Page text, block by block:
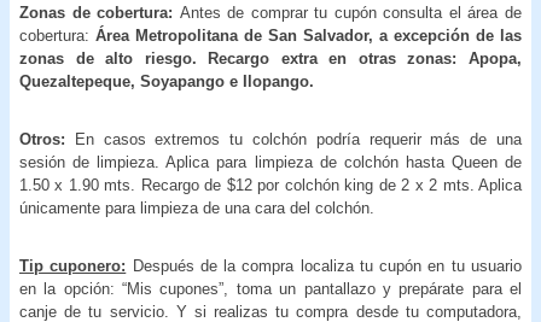
Zonas de cobertura: Antes de comprar tu cupón consulta el área de
cobertura: Área Metropolitana de San Salvador, a excepción de las
zonas de alto riesgo. Recargo extra en otras zonas: Apopa,
Quezaltepeque, Soyapango e Ilopango.
Otros:
En casos extremos tu colchón podría requerir más de una
sesión de limpieza. Aplica para limpieza de colchón hasta Queen de
1.50 x 1.90 mts. Recargo de $12 por colchón king de 2 x 2 mts. Aplica
únicamente para limpieza de una cara del colchón.
Tip cuponero: Después de la compra localiza tu cupón en tu usuario
en la opción: “Mis cupones”, toma un pantallazo y prepárate para el
canje de tu servicio. Y si realizas tu compra desde tu computadora,